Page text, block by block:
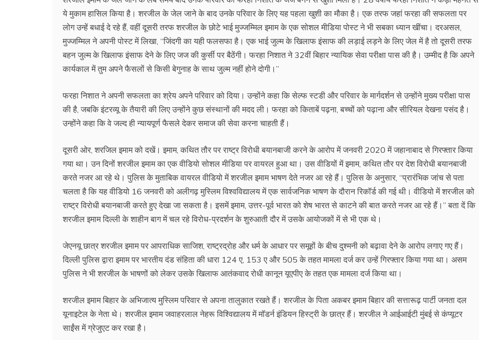
ये मुकाम हासिल किया है। शरजील के जेल जाने के बाद उनके परिवार के लिए यह पहला खुशी का मौका है। एक तरफ जहां फरहा की सफलता पर
लोग उन्हें बधाई दे रहे हैं, वहीं दूसरी तरफ शरजील के छोटे भाई मुज्जम्मिल इमाम के एक सोशल मीडिया पोस्ट ने भी सबका ध्यान खींचा। दरअसल,
मुज्जम्मिल ने अपनी पोस्ट में लिखा, ‘‘जिंदगी का यही फलसफा है। एक भाई जुल्म के खिलाफ इंसाफ की लड़ाई लड़ने के लिए जेल में है तो दूसरी तरफ
बहन जुल्म के खिलाफ इंसाफ देने के लिए जज की कुर्सी पर बैठेंगी। फरहा निशात ने 32वीं बिहार न्यायिक सेवा परीक्षा पास की है। उम्मीद है कि अपने
कार्यकाल में तुम अपने फैसलों से किसी बेगुनाह के साथ जुल्म नहीं होने दोगी।’’
फरहा निशात ने अपनी सफलता का श्रेय अपने परिवार को दिया। उन्होंने कहा कि सेल्फ स्टडी और परिवार के मार्गदर्शन से उन्होंने मुख्य परीक्षा पास
की है, जबकि इंटरव्यू के तैयारी की लिए उन्होंने कुछ संस्थानों की मदद ली। फरहा को किताबें पढ़ना, बच्चों को पढ़ाना और सीरियल देखना पसंद है।
उन्होंने कहा कि वे जल्द ही न्यायपूर्ण फैसले देकर समाज की सेवा करना चाहती हैं।
दूसरी ओर, शरजिल इमाम को दखें। इमाम, कथित तौर पर राष्ट्र विरोधी बयानबाजी करने के आरोप में जनवरी 2020 में जहानाबाद से गिरफ्तार किया
गया था। उन दिनों शरजील इमाम का एक वीडियो सोशल मीडिया पर वायरल हुआ था। उस वीडियों में इमाम, कथित तौर पर देश विरोधी बयानबाजी
करते नजर आ रहे थे। पुलिस के मुताबिक वायरल वीडियो में शरजील इमाम भाषण देते नजर आ रहे हैं। पुलिस के अनुसार, ‘‘प्रारंभिक जांच से पता
चलता है कि यह वीडियो 16 जनवरी को अलीगढ़ मुस्लिम विश्वविद्यालय में एक सार्वजनिक भाषण के दौरान रिकॉर्ड की गई थी। वीडियो में शरजील को
राष्ट्र विरोधी बयानबाजी करते हुए देखा जा सकता है। इसमें इमाम, उत्तर-पूर्व भारत को शेष भारत से काटने की बात करते नजर आ रहे हैं।’’ बता दें कि
शरजील इमाम दिल्ली के शाहीन बाग में चल रहे विरोध-प्रदर्शन के शुरुआती दौर में उसके आयोजकों में से भी एक थे।
जेएनयू छात्र शरजील इमाम पर आपराधिक साजिश, राष्ट्रद्रोह और धर्म के आधार पर समूहों के बीच दुश्मनी को बढ़ावा देने के आरोप लगाए गए हैं।
दिल्ली पुलिस द्वारा इमाम पर भारतीय दंड संहिता की धारा 124 ए, 153 ए और 505 के तहत मामला दर्ज कर उन्हें गिरफ्तार किया गया था। असम
पुलिस ने भी शरजील के भाषणों को लेकर उसके खिलाफ आतंकवाद रोधी कानून यूएपीए के तहत एक मामला दर्ज किया था।
शरजील इमाम बिहार के अभिजात्य मुस्लिम परिवार से अपना तालुकात रखते हैं। शरजील के पिता अकबर इमाम बिहार की सत्तारूढ़ पार्टी जनता दल
यूनाइटेल के नेता थे। शरजील इमाम जवाहरलाल नेहरू विश्विद्यालय में मॉडर्न इंडियन हिस्ट्री के छात्र हैं। शरजील ने आईआईटी मुंबई से कंप्यूटर
साईंस में ग्रेजुएट कर रखा है।